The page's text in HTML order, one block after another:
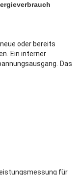
oder bereits
Ein interner
Das
für